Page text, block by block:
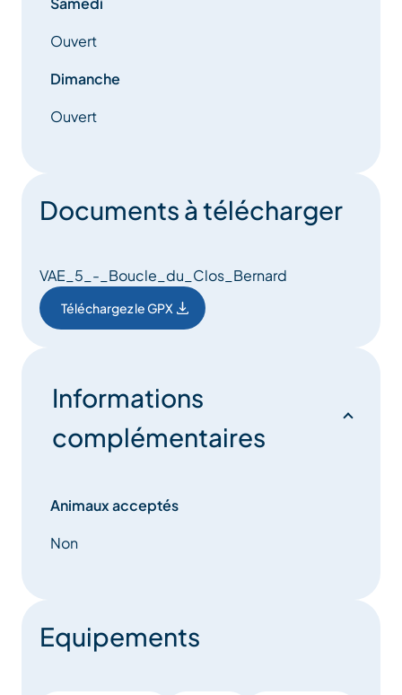
Ouvert
Dimanche
Ouvert
Documents à télécharger
VAE_5_-_Boucle_du_Clos_Bernard
Téléchargez le GPX
Informations
complémentaires
Animaux acceptés
Non
Equipements